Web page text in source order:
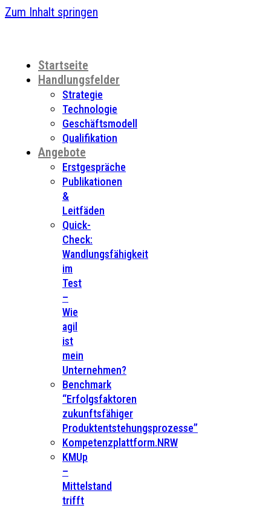
Zum Inhalt springen
Startseite
Handlungsfelder
Strategie
Technologie
Geschäftsmodell
Qualifikation
Angebote
Erstgespräche
Publikationen
&
Leitfäden
Quick-
Check:
Wandlungsfähigkeit
im
Test
–
Wie
agil
ist
mein
Unternehmen?
Benchmark
“Erfolgsfaktoren
zukunftsfähiger
Produktentstehungsprozesse”
Kompetenzplattform.NRW
KMUp
–
Mittelstand
trifft